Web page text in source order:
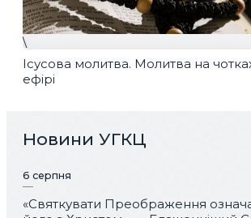
\
Ісусова молитва. Молитва на
ефірі
Новини УГКЦ
6 серпня
«Святкувати Преображення